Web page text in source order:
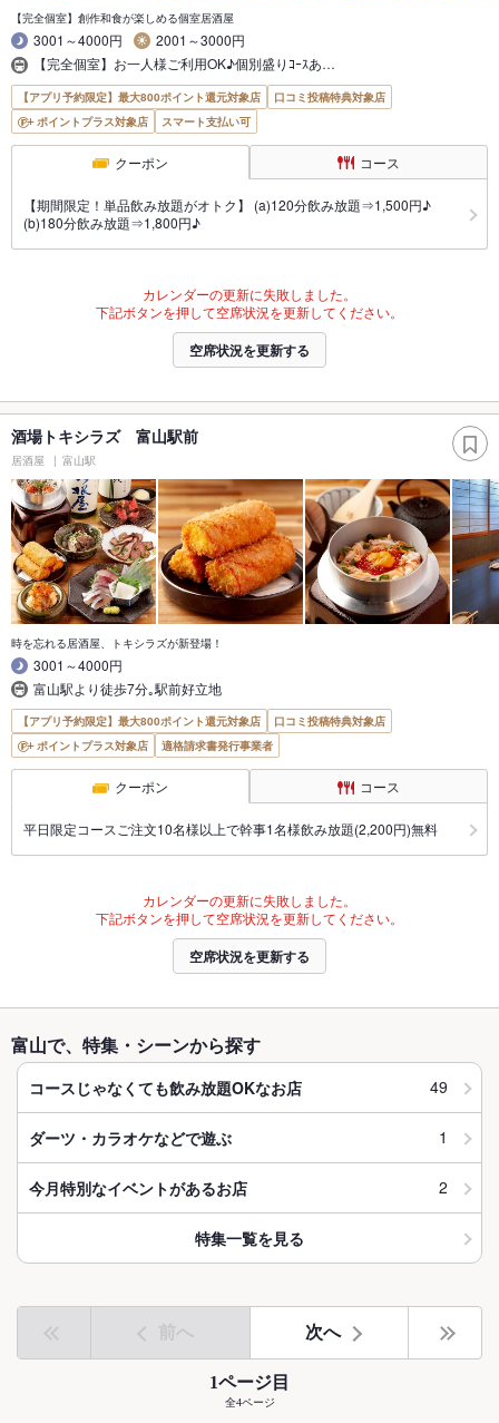
【完全個室】創作和食が楽しめる個室居酒屋
3001～4000円
2001～3000円
【完全個室】お一人様ご利用OK♪個別盛りｺｰｽあ…
【アプリ予約限定】最大800ポイント還元対象店
口コミ投稿特典対象店
ポイントプラス対象店
スマート支払い可
クーポン コース
【期間限定！単品飲み放題がオトク】 (a)120分飲み放題⇒1,500円♪
(b)180分飲み放題⇒1,800円♪
カレンダーの更新に失敗しました。
下記ボタンを押して空席状況を更新してください。
空席状況を更新する
酒場トキシラズ 富山駅前
居酒屋 富山駅
時を忘れる居酒屋、トキシラズが新登場！
3001～4000円
富山駅より徒歩7分｡駅前好立地
【アプリ予約限定】最大800ポイント還元対象店
口コミ投稿特典対象店
ポイントプラス対象店
適格請求書発行事業者
クーポン コース
平日限定コースご注文10名様以上で幹事1名様飲み放題(2,200円)無料
カレンダーの更新に失敗しました。
下記ボタンを押して空席状況を更新してください。
空席状況を更新する
富山で、特集・シーンから探す
コースじゃなくても飲み放題OKなお店 49
ダーツ・カラオケなどで遊ぶ 1
今月特別なイベントがあるお店 2
特集一覧を見る
前へ 次へ
1ページ目
全4ページ